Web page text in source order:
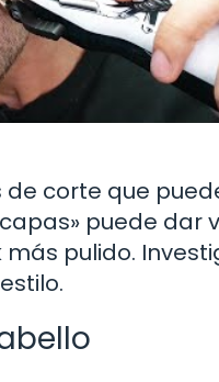
corte que
puede
pulido.